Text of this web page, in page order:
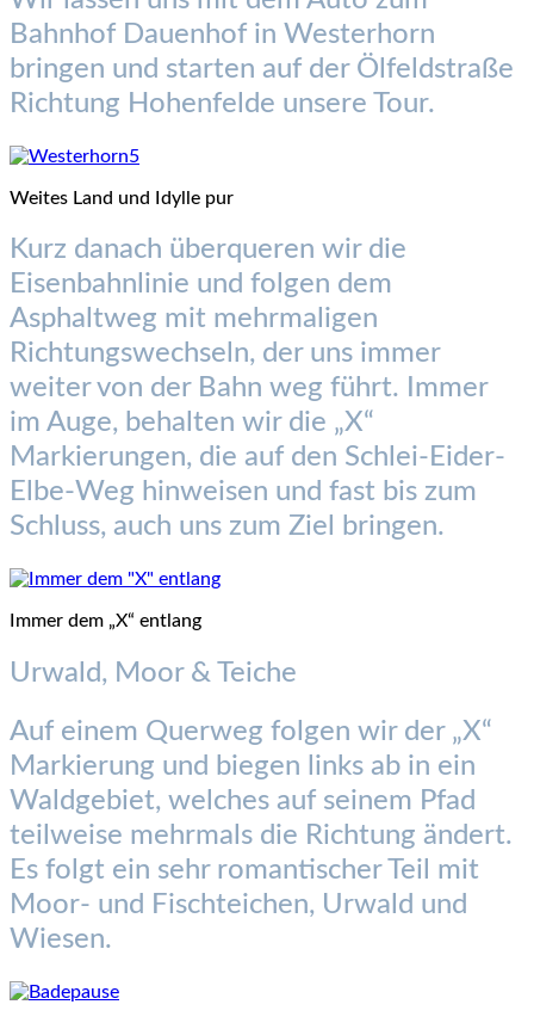
Bahnhof Dauenhof in Westerhorn
bringen und starten auf der Ölfeldstraße
Richtung Hohenfelde unsere Tour.
Weites Land und Idylle pur
Kurz danach überqueren wir die
Eisenbahnlinie und folgen dem
Asphaltweg mit mehrmaligen
Richtungswechseln, der uns immer
weiter von der Bahn weg führt. Immer
im Auge, behalten wir die „X“
Markierungen, die auf den Schlei-Eider-
Elbe-Weg hinweisen und fast bis zum
Schluss, auch uns zum Ziel bringen.
Immer dem „X“ entlang
Urwald, Moor & Teiche
Auf einem Querweg folgen wir der „X“
Markierung und biegen links ab in ein
Waldgebiet, welches auf seinem Pfad
teilweise mehrmals die Richtung ändert.
Es folgt ein sehr romantischer Teil mit
Moor- und Fischteichen, Urwald und
Wiesen.